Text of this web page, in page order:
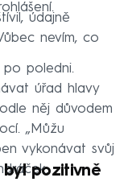
údajně
nevím, co
po poledni.
úřad hlavy
něj důvodem
„Můžu
vykonávat svůj
byl pozitivně